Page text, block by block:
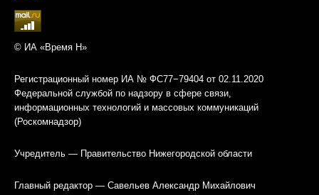
© ИА «Время Н»
Регистрационный номер ИА № ФС77−79404 от 02.11.2020
Федеральной службой по надзору в сфере связи,
информационных технологий и массовых коммуникаций
(Роскомнадзор)
Учредитель — Правительство Нижегородской области
Главный редактор — Савельев Александр Михайлович